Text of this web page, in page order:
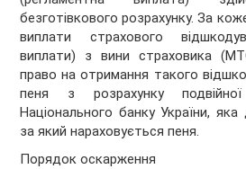
безготівкового розрахунку. За
виплати страхового
виплати) з вини страховика
право на отримання такого
пеня з розрахунку
Національного банку України, яка
за який нараховується пеня.
Порядок оскарження